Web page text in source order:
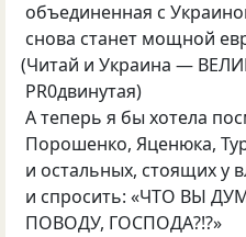
объединенная с
снова станет мощной
(Читай и Украина —
PR0двинутая)
А теперь я бы хотела
Порошенко, Яценюка,
и остальных, стоящих у
и спросить: «ЧТО ВЫ
ПОВОДУ, ГОСПОДА?!?»